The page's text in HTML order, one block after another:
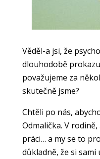
Věděl-a jsi, že
dlouhodobě
považujeme za
skutečně jsme?
Chtěli po nás,
Odmalička. V
práci… a my se to
důkladně, že si sami